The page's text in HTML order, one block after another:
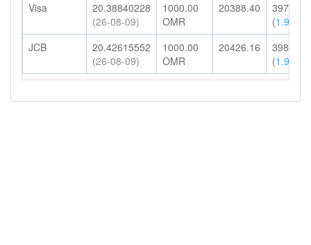
Visa
20.38840228
(26-08-09)
1000.00
OMR
20388.40
397.57
(1.95%
JCB
20.42615552
(26-08-09)
1000.00
OMR
20426.16
398.31
(1.95%